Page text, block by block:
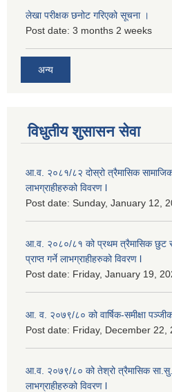
लेखा परीक्षक छनोट गरिएको सूचना ।
Post date: 3 months 2 weeks
अन्य
विधुतीय शुसासन सेवा
आ.व. २०८१/८२ दोस्रो त्रैमासिक सामाजिक
लाभग्राहीहरुको विवरण l
Post date: Sunday, January 12,
आ.व. २०८०/८१ को प्रथम त्रैमासिक छुट र
प्राप्त गर्ने लाभग्राहीहरुको विवरण l
Post date: Friday, January 19,
आ. व. २०७९/८० को वार्षिक-समीक्षा
Post date: Friday, December 22,
आ.व. २०७९/८० को तेश्रो त्रैमासिक
लाभग्राहीहरुको विवरण l